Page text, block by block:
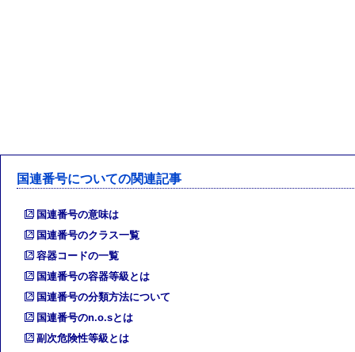
国連番号についての関連記事
国連番号の意味は
国連番号のクラス一覧
容器コードの一覧
国連番号の容器等級とは
国連番号の分類方法について
国連番号のn.o.sとは
副次危険性等級とは